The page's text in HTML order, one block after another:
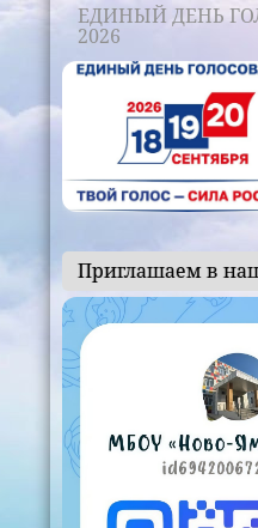
ЕДИНЫЙ ДЕНЬ ГОЛОСОВАНИЯ
2026
Приглашаем в